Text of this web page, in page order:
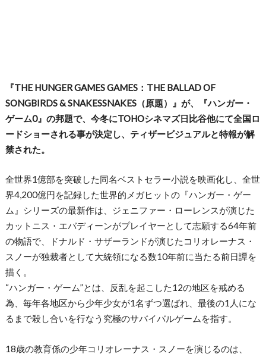
『THE HUNGER GAMES GAMES：THE BALLAD OF
SONGBIRDS & SNAKESSNAKES（原題）』が、『ハンガー・
ゲーム0』の邦題で、今冬にTOHOシネマズ日比谷他にて全国ロ
ードショーされる事が決定し、ティザービジュアルと特報が解
禁された。
全世界1億部を突破した同名ベストセラー小説を映画化し、全世
界4,200億円を記録した世界的メガヒットの『ハンガー・ゲー
ム』シリーズの最新作は、ジェニファー・ローレンスが演じた
カットニス・エバディーンがプレイヤーとして志願する64年前
の物語で、ドナルド・サザーランドが演じたコリオレーナス・
スノーが独裁者として大統領になる数10年前に当たる前日譚を
描く。
“ハンガー・ゲーム”とは、反乱を起こした12の地区を戒める
為、毎年各地区から少年少女が1名ずつ選ばれ、最後の1人にな
るまで殺し合いを行なう究極のサバイバルゲームを指す。
18歳の教育係の少年コリオレーナス・スノーを演じるのは、